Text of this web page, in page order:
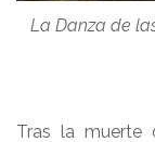
La Danza de
Tras la muerte